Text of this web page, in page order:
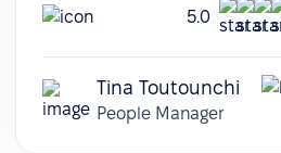
5.0
Tina Toutounchi
People Manager